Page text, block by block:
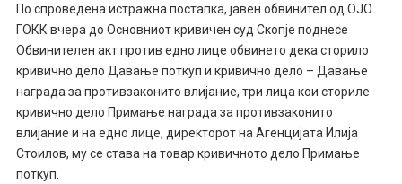
По спроведена истражна постапка, јавен обвинител од ОЈО
ГОКК вчера до Основниот кривичен суд Скопје поднесе
Обвинителен акт против едно лице обвинето дека сторило
кривично дело Давање поткуп и кривично дело – Давање
награда за противзаконито влијание, три лица кои сториле
кривично дело Примање награда за противзаконито
влијание и на едно лице, директорот на Агенцијата Илија
Стоилов, му се става на товар кривичното дело Примање
поткуп.